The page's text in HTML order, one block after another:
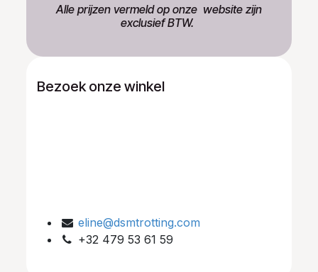
​Alle prijzen vermeld op onze ​website zijn
exclusief BTW.
Bezoek onze winkel
eline@dsmtrotting.com
+32 479 53 61 59